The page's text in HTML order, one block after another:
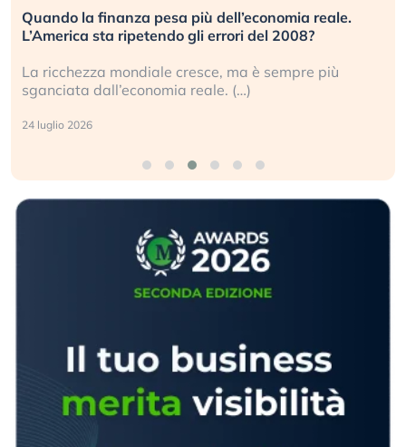
Quando la finanza pesa più dell’economia reale.
L’America sta ripetendo gli errori del 2008?
La ricchezza mondiale cresce, ma è sempre più
sganciata dall’economia reale. (…)
24 luglio 2026